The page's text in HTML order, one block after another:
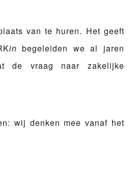
van te huren. Het geeft
in begeleiden we al jaren
de vraag naar zakelijke
wij denken mee vanaf het